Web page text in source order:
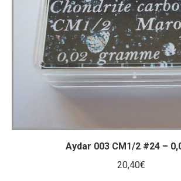
ancien
Aydar 003 CM1/2 #24 –
20,40€